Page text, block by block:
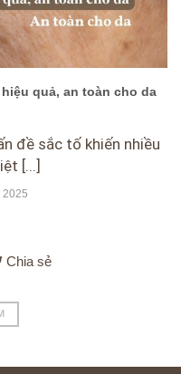
quả, an toàn cho da
đề sắc tố khiến nhiều
[...]
Chia sẻ